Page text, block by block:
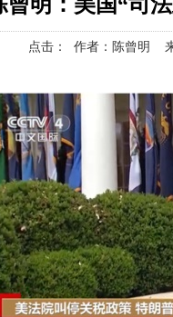
点击： 作者：陈曾明 来